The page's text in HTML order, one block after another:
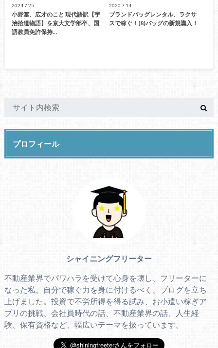
2024.7.25
小野篁、広才のこと 現代語訳【宇
治拾遺物語】を京大文学部卒、国
語教員免許保持…
2020.7.14
ブランドバッグレンタル、ラクサ
スで稼ぐ！(8)バッグの新規購入！
プロフィール
シャイニングフリーター
不動産業界でパワハラを受けて心身を壊し、フリーターに
なった私。自分で稼ぐ力を身に付けるべく、ブログを立ち
上げました。投資で不労所得を得る試み、お小遣い稼ぎア
プリの挑戦、会社員時代の話、不動産業界の話、人生経
験、保有資格など、幅広いテーマを扱っています。